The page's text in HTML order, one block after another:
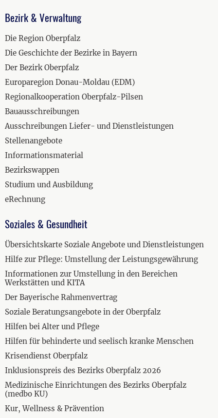
Bezirk & Verwaltung
Die Region Oberpfalz
Die Geschichte der Bezirke in Bayern
Der Bezirk Oberpfalz
Europaregion Donau-Moldau (EDM)
Regionalkooperation Oberpfalz-Pilsen
Bauausschreibungen
Ausschreibungen Liefer- und Dienstleistungen
Stellenangebote
Informationsmaterial
Bezirkswappen
Studium und Ausbildung
eRechnung
Soziales & Gesundheit
Übersichtskarte Soziale Angebote und Dienstleistungen
Hilfe zur Pflege: Umstellung der Leistungsgewährung
Informationen zur Umstellung in den Bereichen
Werkstätten und KITA
Der Bayerische Rahmenvertrag
Soziale Beratungsangebote in der Oberpfalz
Hilfen bei Alter und Pflege
Hilfen für behinderte und seelisch kranke Menschen
Krisendienst Oberpfalz
Inklusionspreis des Bezirks Oberpfalz 2026
Medizinische Einrichtungen des Bezirks Oberpfalz
(medbo KU)
Kur, Wellness & Prävention